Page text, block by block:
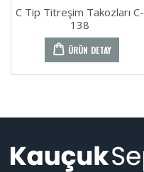
C Tip Titreşim Takozları C-
138
ÜRÜN DETAY